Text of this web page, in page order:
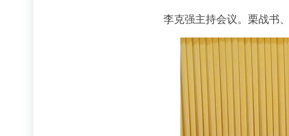
李克强主持会议。栗战书、